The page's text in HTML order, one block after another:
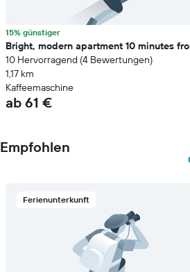
15% günstiger
Bright, modern apartment 10 minutes
10 Hervorragend (4 Bewertungen)
1,17 km
Kaffeemaschine
ab 61 €
Empfohlen
Ferienunterkunft